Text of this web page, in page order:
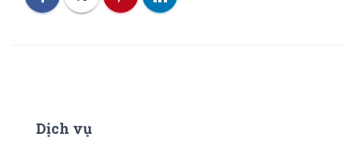
Dịch vụ